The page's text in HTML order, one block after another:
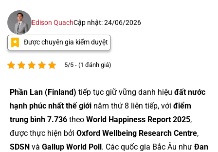
Edison QuachCập nhật: 24/06/2026
Được chuyên gia kiểm duyệt
5/5 - (1 đánh giá)
Phần Lan (Finland) tiếp tục giữ vững danh hiệu đất nước
hạnh phúc nhất thế giới năm thứ 8 liên tiếp, với điểm
trung bình 7.736 theo World Happiness Report 2025,
được thực hiện bởi Oxford Wellbeing Research Centre,
SDSN và Gallup World Poll. Các quốc gia Bắc Âu như Đan